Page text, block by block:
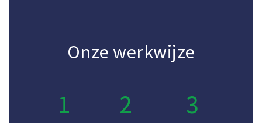
Onze werkwijze
1 2 3